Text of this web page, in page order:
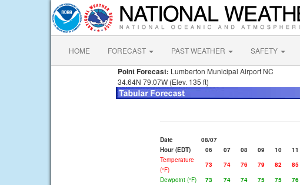
HOME FORECAST PAST WEATHER SAFETY
Point Forecast: Lumberton Municipal Airport NC
34.64N 79.07W (Elev. 135 ft)
Date 08/07
Hour (EDT)
06 07 08 09 10 11
Temperature
(°F)
73 74 76 79 82 85
Dewpoint (°F)
73 74 74 75 75 76